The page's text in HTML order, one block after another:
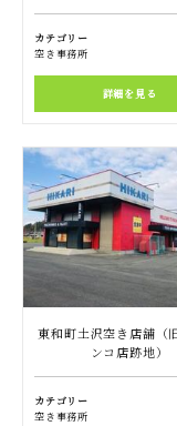
カテゴリー
空き事務所
詳細を見る
東和町土沢空き店舗（
ンコ店跡地）
カテゴリー
空き事務所